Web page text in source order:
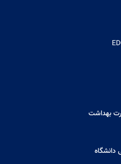
بهداشت